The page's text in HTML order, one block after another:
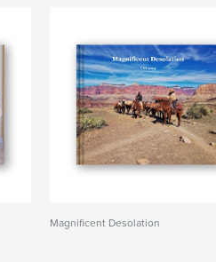
Magnificent Desolation